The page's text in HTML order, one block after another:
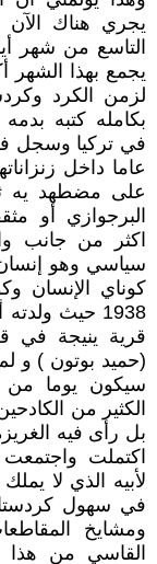
يجري هناك
التاسع من شهر
يجمع بهذا
لزمن الكرد
بكامله كتبه
في تركيا وسجل
عاما داخل
على مضطهد يه
البرجوازي أو
اكثر من جانب
سياسي وهو
كوناي الإنسان
1938 حيث
قرية ينيجة في
(حميد بوتون ) و
سيكون يوما من
الكثير من
بل رأى فيه
اكتملت واجتمعت
لأبيه الذي لا
في سهول
ومشايخ
القاسي من هذا